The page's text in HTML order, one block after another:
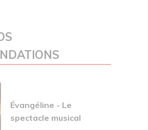
Évangéline - Le
spectacle musical